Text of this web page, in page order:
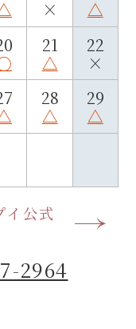
×
△
21
△
22
×
28
△
29
△
公式
2964